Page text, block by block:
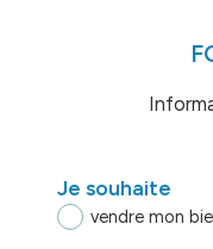
J'obtiens
Je
Je souhaite
vendre mon